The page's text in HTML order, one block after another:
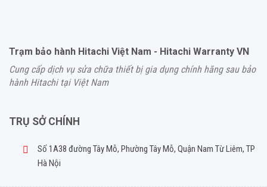
Trạm bảo hành Hitachi Việt Nam - Hitachi Warranty VN
Cung cấp dịch vụ sửa chữa thiết bị gia dụng chính hãng sau bảo
hành Hitachi tại Việt Nam
TRỤ SỞ CHÍNH
Số 1A38 đường Tây Mỗ, Phường Tây Mỗ, Quận Nam Từ Liêm, TP
Hà Nội